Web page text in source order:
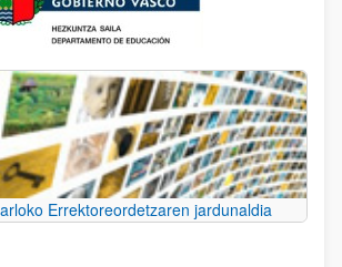
Errektoreordetzaren jardunaldia